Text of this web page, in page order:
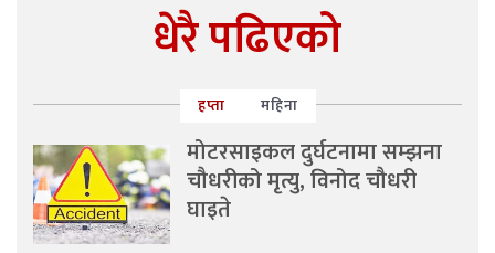
धेरै पढिएको
हप्ता महिना
मोटरसाइकल दुर्घटनामा सम्झना
चौधरीको मृत्यु, विनोद चौधरी
घाइते